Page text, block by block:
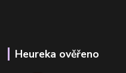
Heureka ověřeno